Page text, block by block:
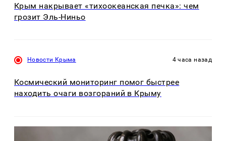
Крым накрывает «тихоокеанская печка»: чем
грозит Эль-Ниньо
Новости Крыма 4 часа назад
Космический мониторинг помог быстрее
находить очаги возгораний в Крыму